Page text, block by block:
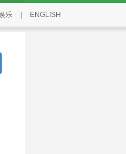
乐 ENGLISH